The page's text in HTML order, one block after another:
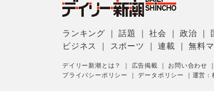
ランキング ｜話題 ｜社会 ｜政治
ビジネス
スポーツ ｜連載 ｜無料
デイリー新潮とは？ 広告掲載 お問い合わせ
プライバシーポリシー
｜データポリシー 運営：